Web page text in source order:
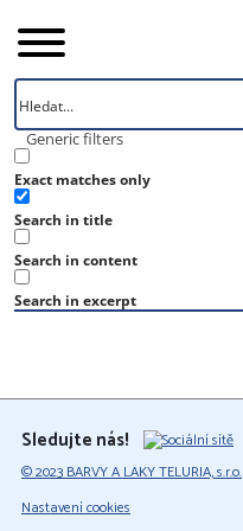
Generic filters
Exact matches only
Search in title
Search in content
Search in excerpt
Úvod
Vzorník
S 3040-Y50R
S 3040-Y50R
Sledujte nás!
© 2023 BARVY A LAKY TELURIA, s.r.o.
Nastavení cookies